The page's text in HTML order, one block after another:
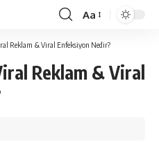
Yazı
Tipi
Boyutlandırıcı
Aa
Reklam & Viral Enfeksiyon Nedir?
Reklam & Viral